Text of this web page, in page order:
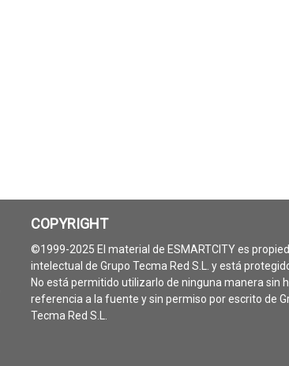
COPYRIGHT
©1999-2025 El material de ESMARTCITY es
intelectual de Grupo Tecma Red S.L. y está
No está permitido utilizarlo de ninguna manera sin
referencia a la fuente y sin permiso por escrito de
Tecma Red S.L.